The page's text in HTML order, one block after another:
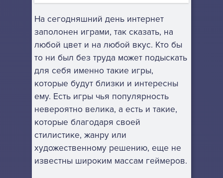
На сегодняшний день интернет
заполонен играми, так сказать, на
любой цвет и на любой вкус. Кто бы
то ни был без труда может подыскать
для себя именно такие игры,
которые будут близки и интересны
ему. Есть игры чья популярность
невероятно велика, а есть и такие,
которые благодаря своей
стилистике, жанру или
художественному решению, еще не
известны широким массам геймеров.